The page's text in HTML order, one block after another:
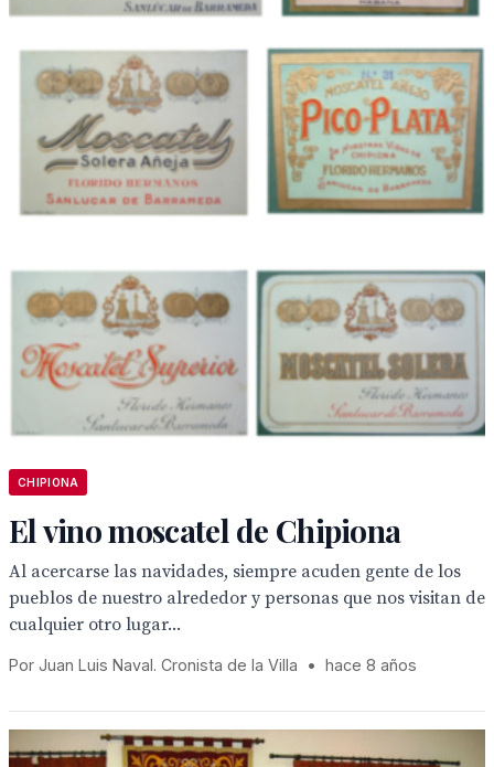
CHIPIONA
El vino moscatel de Chipiona
Al acercarse las navidades, siempre acuden gente de los
pueblos de nuestro alrededor y personas que nos visitan de
cualquier otro lugar...
Por Juan Luis Naval. Cronista de la Villa • hace 8 años